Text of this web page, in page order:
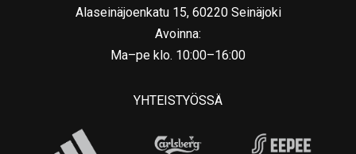
Alaseinäjoenkatu 15, 60220 Seinäjoki
Avoinna:
Ma–pe klo. 10:00–16:00
YHTEISTYÖSSÄ